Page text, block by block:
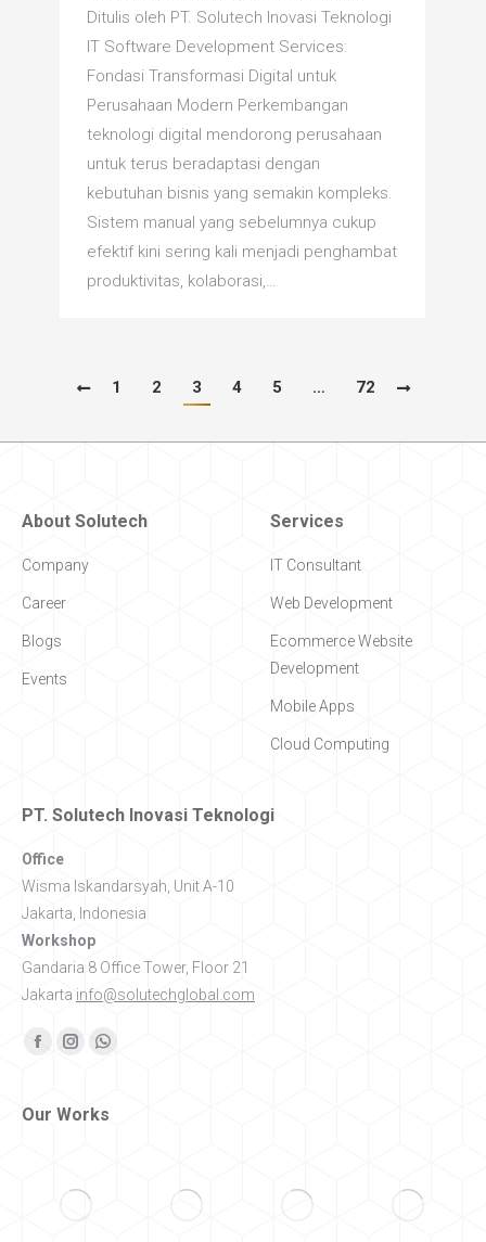
Ditulis oleh PT. Solutech Inovasi Teknologi
IT Software Development Services:
Fondasi Transformasi Digital untuk
Perusahaan Modern Perkembangan
teknologi digital mendorong perusahaan
untuk terus beradaptasi dengan
kebutuhan bisnis yang semakin kompleks.
Sistem manual yang sebelumnya cukup
efektif kini sering kali menjadi penghambat
produktivitas, kolaborasi,…
1 2 3 4 5 … 72
About Solutech
Company
Career
Blogs
Events
Services
IT Consultant
Web Development
Ecommerce Website
Development
Mobile Apps
Cloud Computing
PT. Solutech Inovasi Teknologi
Office
Wisma Iskandarsyah, Unit A-10
Jakarta, Indonesia
Workshop
Gandaria 8 Office Tower, Floor 21
Jakarta info@solutechglobal.com
Find us on:
InstagramWhatsapp
Our Works